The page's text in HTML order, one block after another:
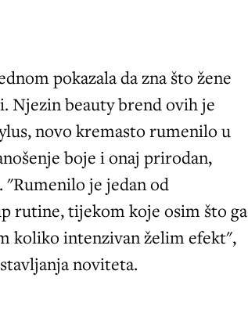
pokazala da zna što žene
Njezin beauty brend ovih je
novo kremasto rumenilo u
boje i onaj prirodan,
"Rumenilo je jedan od
rutine, tijekom koje osim što ga
koliko intenzivan želim efekt",
noviteta.